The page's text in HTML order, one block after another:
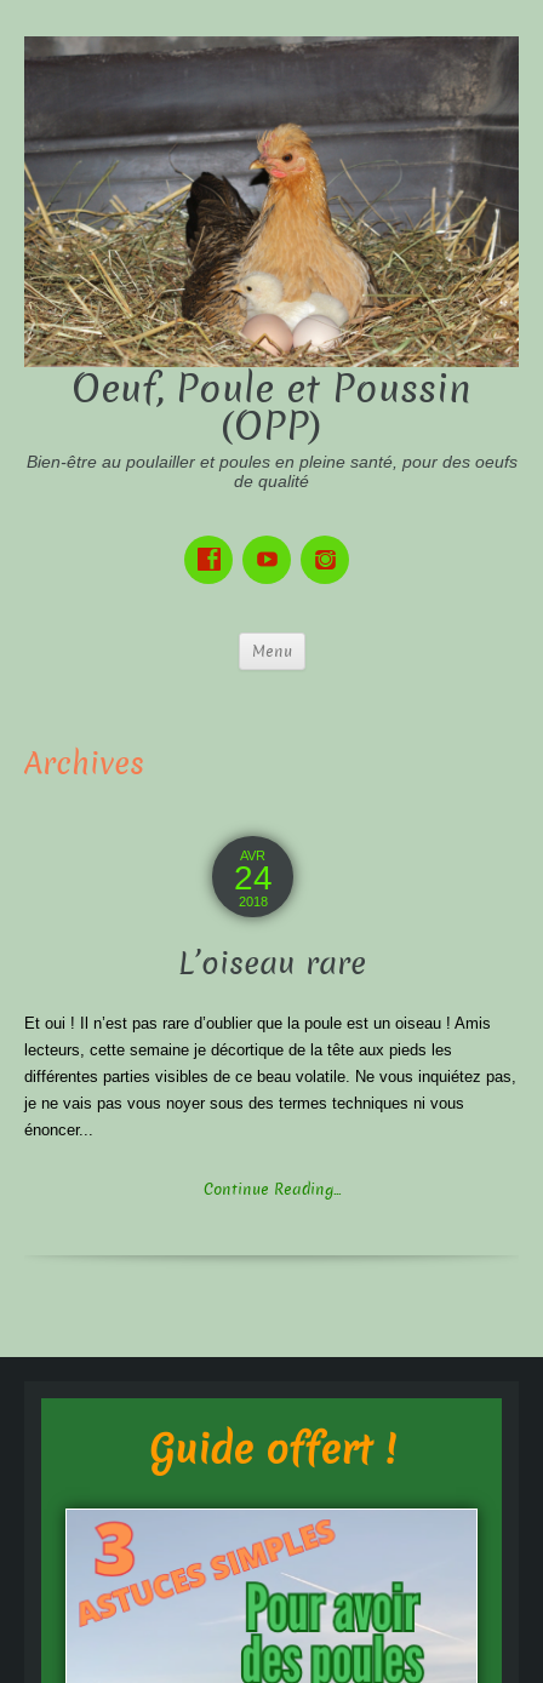
Oeuf, Poule et Poussin
(OPP)
Bien-être au poulailler et poules en pleine santé, pour des oeufs
de qualité
Menu
Archives
AVR
24
2018
L’oiseau rare
Et oui ! Il n’est pas rare d’oublier que la poule est un oiseau ! Amis
lecteurs, cette semaine je décortique de la tête aux pieds les
différentes parties visibles de ce beau volatile. Ne vous inquiétez pas,
je ne vais pas vous noyer sous des termes techniques ni vous
énoncer...
Continue Reading...
Guide offert !